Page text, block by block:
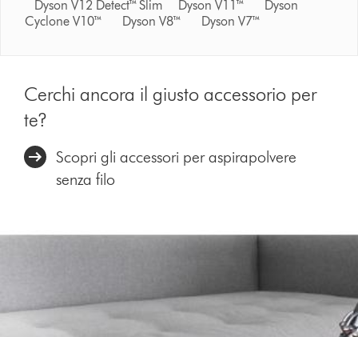
Dyson V12 Detect™ Slim Dyson V11™ Dyson
Cyclone V10™ Dyson V8™ Dyson V7™
Cerchi ancora il giusto accessorio per
te?
Scopri gli accessori per aspirapolvere
senza filo